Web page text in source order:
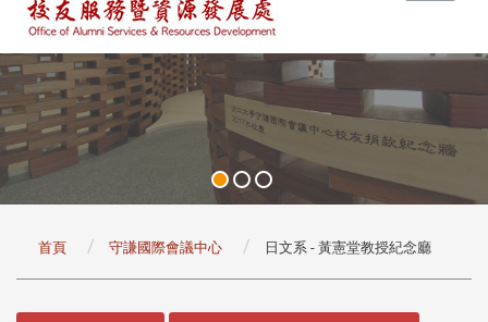
首頁 守謙國際會議中心 日文系 - 黃憲堂教授紀念廳